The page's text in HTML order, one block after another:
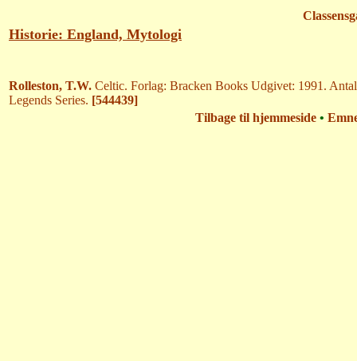
Historie: England, Mytologi
Rolleston, T.W. Celtic. Forlag: Bracken Books Udgivet: 1991.
Legends Series. [544439]
Tilbage til hjemmeside •